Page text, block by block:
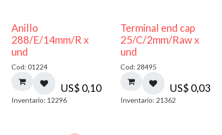
Anillo
288/E/14mm/R x
und
Cod: 01224
US$ 0,10
Inventario: 12296
Terminal end cap
25/C/2mm/Raw x
und
Cod: 28495
US$ 0,03
Inventario: 21362